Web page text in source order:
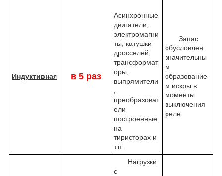
Индуктивная в 5 раз
Асинхронные
двигатели,
электромагни
ты, катушки
дросселей,
трансформат
оры,
выпрямители
,
преобразоват
ели
построенные
на
тиристорах и
т.п.
Запас
обусловлен
значительны
м
образование
м искры в
моменты
выключения
реле
Нагрузки
с